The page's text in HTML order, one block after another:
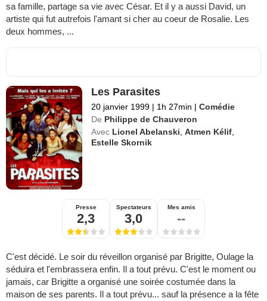
sa famille, partage sa vie avec César. Et il y a aussi David, un
artiste qui fut autrefois l'amant si cher au coeur de Rosalie. Les
deux hommes, ...
Les Parasites
20 janvier 1999 | 1h 27min | Comédie
De Philippe de Chauveron
Avec Lionel Abelanski,Atmen Kélif,
Estelle Skornik
Presse
2,3
Spectateurs
3,0
Mes amis
--
C'est décidé. Le soir du réveillon organisé par Brigitte, Oulage la
séduira et l'embrassera enfin. Il a tout prévu. C'est le moment ou
jamais, car Brigitte a organisé une soirée costumée dans la
maison de ses parents. Il a tout prévu... sauf la présence a la fête